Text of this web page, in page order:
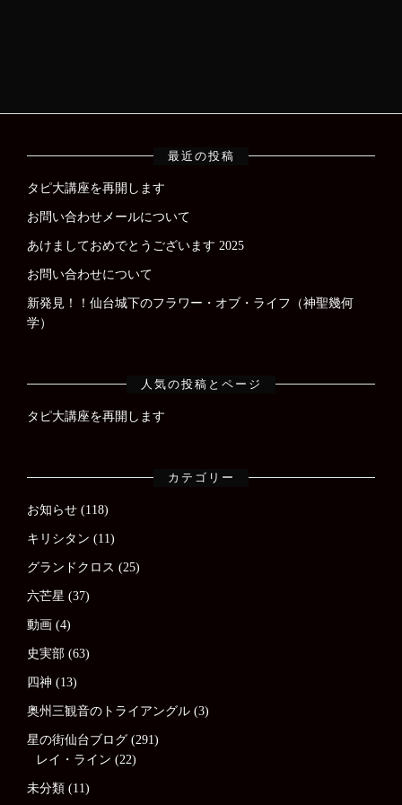
最近の投稿
タピ大講座を再開します
お問い合わせメールについて
あけましておめでとうございます 2025
お問い合わせについて
新発見！！仙台城下のフラワー・オブ・ライフ（神聖幾何
学）
人気の投稿とページ
タピ大講座を再開します
カテゴリー
お知らせ (118)
キリシタン (11)
グランドクロス (25)
六芒星 (37)
動画 (4)
史実部 (63)
四神 (13)
奥州三観音のトライアングル (3)
星の街仙台ブログ (291)
レイ・ライン (22)
未分類 (11)